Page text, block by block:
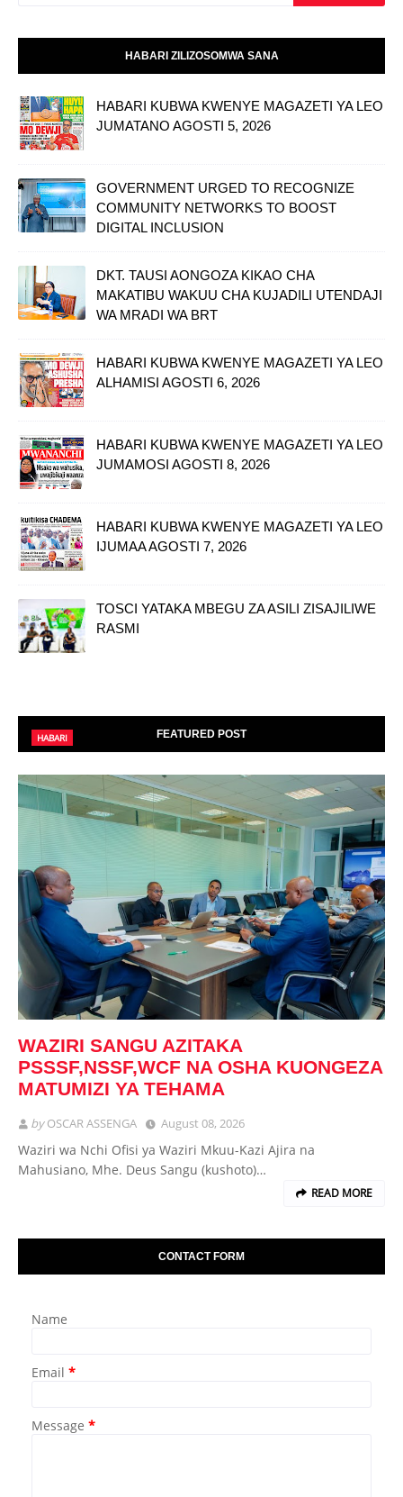
HABARI ZILIZOSOMWA SANA
HABARI KUBWA KWENYE MAGAZETI YA LEO
JUMATANO AGOSTI 5, 2026
GOVERNMENT URGED TO RECOGNIZE
COMMUNITY NETWORKS TO BOOST
DIGITAL INCLUSION
DKT. TAUSI AONGOZA KIKAO CHA
MAKATIBU WAKUU CHA KUJADILI UTENDAJI
WA MRADI WA BRT
HABARI KUBWA KWENYE MAGAZETI YA LEO
ALHAMISI AGOSTI 6, 2026
HABARI KUBWA KWENYE MAGAZETI YA LEO
JUMAMOSI AGOSTI 8, 2026
HABARI KUBWA KWENYE MAGAZETI YA LEO
IJUMAA AGOSTI 7, 2026
TOSCI YATAKA MBEGU ZA ASILI ZISAJILIWE
RASMI
FEATURED POST
HABARI
WAZIRI SANGU AZITAKA
PSSSF,NSSF,WCF NA OSHA KUONGEZA
MATUMIZI YA TEHAMA
byOSCAR ASSENGA August 08, 2026
Waziri wa Nchi Ofisi ya Waziri Mkuu-Kazi Ajira na
Mahusiano, Mhe. Deus Sangu (kushoto)…
READ MORE
CONTACT FORM
Name
Email *
Message *